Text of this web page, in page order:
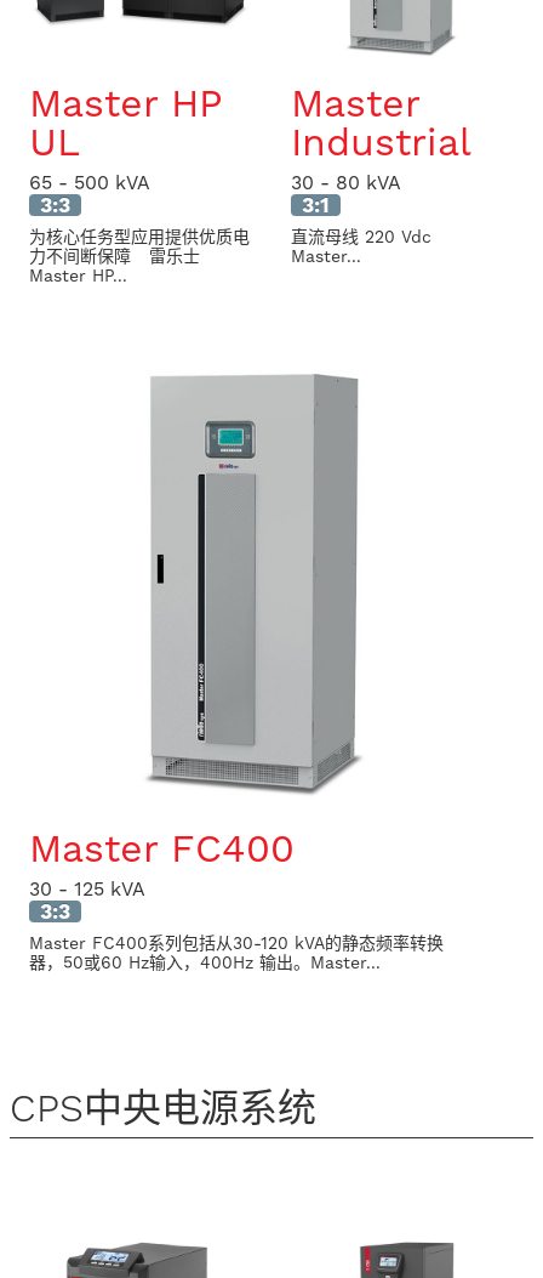
Master HP
UL
65 - 500 kVA
3:3
为核心任务型应用提供优质电
力不间断保障 雷乐士
Master HP...
Master
Industrial
30 - 80 kVA
3:1
直流母线 220 Vdc
Master...
Master FC400
30 - 125 kVA
3:3
Master FC400系列包括从30-120 kVA的静态频率转换
器，50或60 Hz输入，400Hz 输出。Master...
CPS中央电源系统